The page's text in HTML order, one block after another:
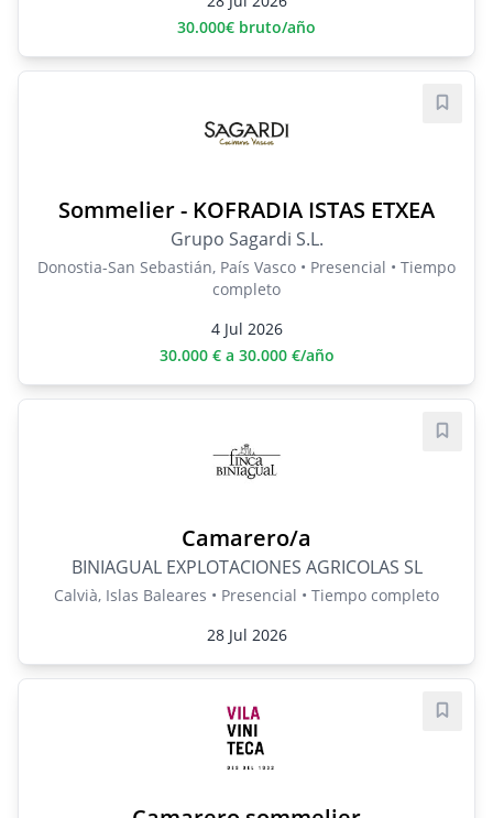
30.000€ bruto/año
Sommelier - KOFRADIA ISTAS ETXEA
Grupo Sagardi S.L.
Donostia-San Sebastián, País Vasco • Presencial • Tiempo
completo
4 Jul 2026
30.000 € a 30.000 €/año
Camarero/a
BINIAGUAL EXPLOTACIONES AGRICOLAS SL
Calvià, Islas Baleares • Presencial • Tiempo completo
28 Jul 2026